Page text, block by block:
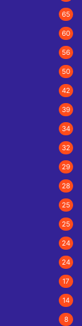
65
60
56
50
42
39
34
32
29
28
25
25
24
24
17
14
8